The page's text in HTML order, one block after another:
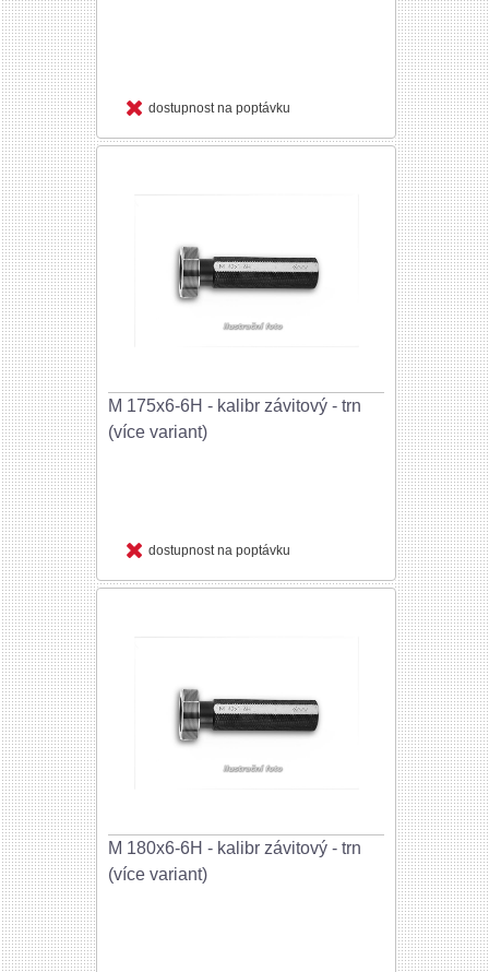
dostupnost na poptávku
M 175x6-6H - kalibr závitový - trn
(více variant)
dostupnost na poptávku
M 180x6-6H - kalibr závitový - trn
(více variant)